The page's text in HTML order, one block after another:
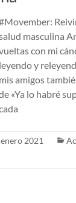
masculina
con mi
leyendo y
mis amigos
«Ya lo habré
2021